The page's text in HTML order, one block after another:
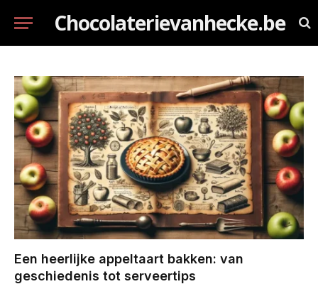
Chocolaterievanhecke.be
Een heerlijke appeltaart bakken: van
geschiedenis tot serveertips